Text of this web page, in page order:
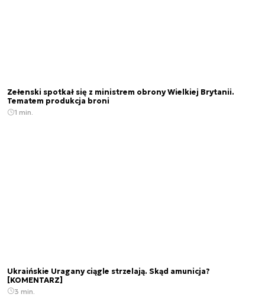
Zełenski spotkał się z ministrem obrony Wielkiej Brytanii.
Tematem produkcja broni
1 min.
Ukraińskie Uragany ciągle strzelają. Skąd amunicja?
[KOMENTARZ]
3 min.